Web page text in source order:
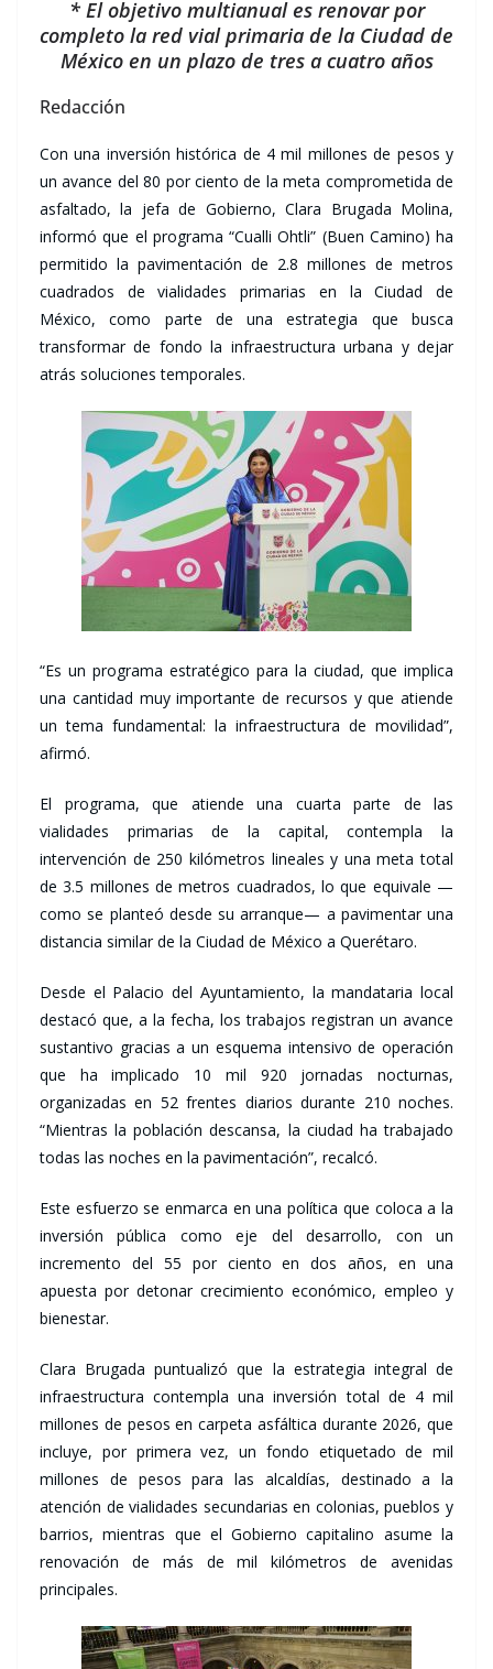
* El objetivo multianual es renovar por
completo la red vial primaria de la Ciudad de
México en un plazo de tres a cuatro años
Redacción
Con una inversión histórica de 4 mil millones de pesos y
un avance del 80 por ciento de la meta comprometida de
asfaltado, la jefa de Gobierno, Clara Brugada Molina,
informó que el programa “Cualli Ohtli” (Buen Camino) ha
permitido la pavimentación de 2.8 millones de metros
cuadrados de vialidades primarias en la Ciudad de
México, como parte de una estrategia que busca
transformar de fondo la infraestructura urbana y dejar
atrás soluciones temporales.
“Es un programa estratégico para la ciudad, que implica
una cantidad muy importante de recursos y que atiende
un tema fundamental: la infraestructura de movilidad”,
afirmó.
El programa, que atiende una cuarta parte de las
vialidades primarias de la capital, contempla la
intervención de 250 kilómetros lineales y una meta total
de 3.5 millones de metros cuadrados, lo que equivale —
como se planteó desde su arranque— a pavimentar una
distancia similar de la Ciudad de México a Querétaro.
Desde el Palacio del Ayuntamiento, la mandataria local
destacó que, a la fecha, los trabajos registran un avance
sustantivo gracias a un esquema intensivo de operación
que ha implicado 10 mil 920 jornadas nocturnas,
organizadas en 52 frentes diarios durante 210 noches.
“Mientras la población descansa, la ciudad ha trabajado
todas las noches en la pavimentación”, recalcó.
Este esfuerzo se enmarca en una política que coloca a la
inversión pública como eje del desarrollo, con un
incremento del 55 por ciento en dos años, en una
apuesta por detonar crecimiento económico, empleo y
bienestar.
Clara Brugada puntualizó que la estrategia integral de
infraestructura contempla una inversión total de 4 mil
millones de pesos en carpeta asfáltica durante 2026, que
incluye, por primera vez, un fondo etiquetado de mil
millones de pesos para las alcaldías, destinado a la
atención de vialidades secundarias en colonias, pueblos y
barrios, mientras que el Gobierno capitalino asume la
renovación de más de mil kilómetros de avenidas
principales.